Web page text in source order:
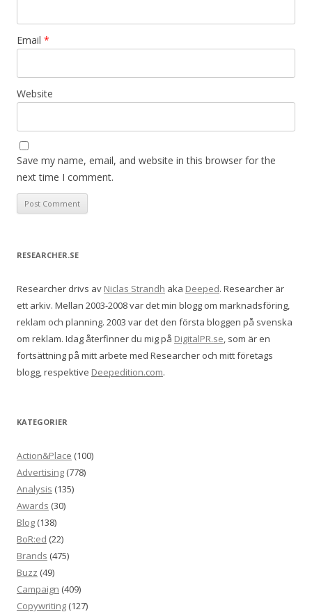
Email *
Website
Save my name, email, and website in this browser for the
next time I comment.
RESEARCHER.SE
Researcher drivs av Niclas Strandh aka Deeped. Researcher är
ett arkiv. Mellan 2003-2008 var det min blogg om marknadsföring,
reklam och planning. 2003 var det den första bloggen på svenska
om reklam. Idag återfinner du mig på DigitalPR.se, som är en
fortsättning på mitt arbete med Researcher och mitt företags
blogg, respektive Deepedition.com.
KATEGORIER
Action&Place (100)
Advertising (778)
Analysis (135)
Awards (30)
Blog (138)
BoR:ed (22)
Brands (475)
Buzz (49)
Campaign (409)
Copywriting (127)